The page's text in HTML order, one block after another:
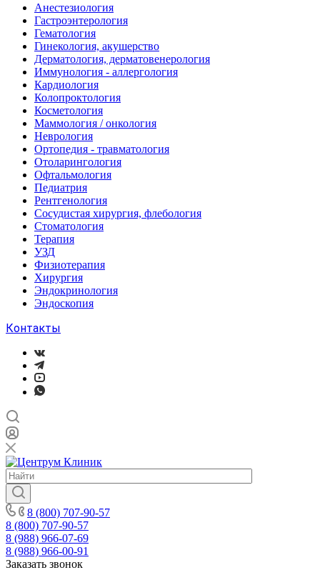
Анестезиология
Гастроэнтерология
Гематология
Гинекология, акушерство
Дерматология, дерматовенерология
Иммунология - аллергология
Кардиология
Колопроктология
Косметология
Маммология / онкология
Неврология
Ортопедия - травматология
Отоларингология
Офтальмология
Педиатрия
Рентгенология
Сосудистая хирургия, флебология
Стоматология
Терапия
УЗД
Физиотерапия
Хирургия
Эндокринология
Эндоскопия
Контакты
8 (800) 707-90-57
8 (800) 707-90-57
8 (988) 966-07-69
8 (988) 966-00-91
Заказать звонок